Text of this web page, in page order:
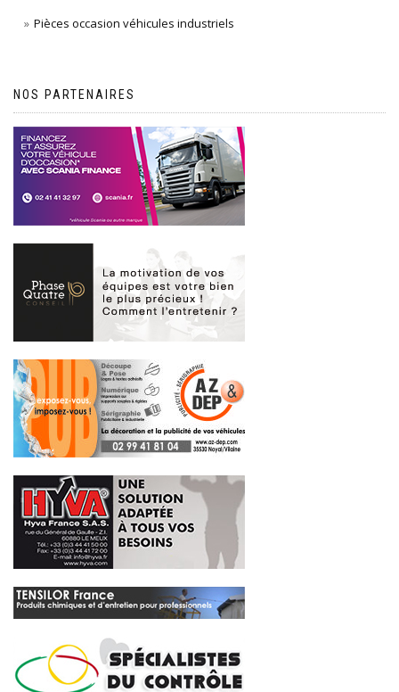
Pièces occasion véhicules industriels
NOS PARTENAIRES